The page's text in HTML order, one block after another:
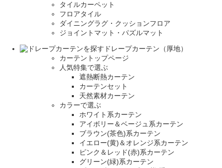
タイルカーペット
フロアタイル
ダイニングラグ・クッションフロア
ジョイントマット・パズルマット
ドレープカーテン（厚地）
カーテントップページ
人気特集で選ぶ
遮熱断熱カーテン
カーテンセット
天然素材カーテン
カラーで選ぶ
ホワイト系カーテン
アイボリー＆ベージュ系カーテン
ブラウン(茶色)系カーテン
イエロー(黄)＆オレンジ系カーテン
ピンク＆レッド(赤)系カーテン
グリーン(緑)系カーテン